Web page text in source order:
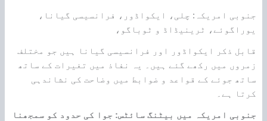
جنوبی امریکہ: چلی، ایکواڈور، فرانسیسی گیانا،
یوراگوئے، ٹرینیڈاڈ و ٹوباگو،
قابل ذکر ایکواڈور اور فرانسیسی گیانا ہیں جو مختلف
زمروں میں رکھے گئے ہیں۔ یہ نفاذ میں تغیرات کے ساتھ
ساتھ جوئے کے قواعد و ضوابط میں وضاحت کی نشاندہی
کرتا ہے۔
جنوبی امریکہ میں بیٹنگ سائٹس: جوا کی حدود کو سمجھنا